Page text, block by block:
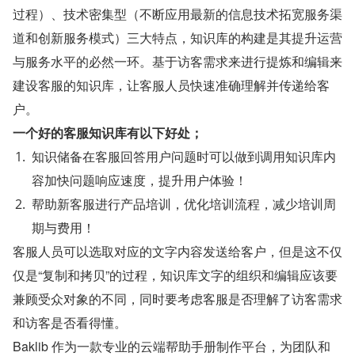
过程）、技术密集型（不断应用最新的信息技术拓宽服务渠
道和创新服务模式）三大特点，知识库的构建是其提升运营
与服务水平的必然一环。基于访客需求来进行提炼和编辑来
建设客服的知识库，让客服人员快速准确理解并传递给客
户。
一个好的客服知识库有以下好处；
知识储备在客服回答用户问题时可以做到调用知识库内
容加快问题响应速度，提升用户体验！
帮助新客服进行产品培训，优化培训流程，减少培训周
期与费用！
客服人员可以选取对应的文字内容发送给客户，但是这不仅
仅是“复制和拷贝”的过程，知识库文字的组织和编辑应该要
兼顾受众对象的不同，同时要考虑客服是否理解了访客需求
和访客是否看得懂。
Baklib 作为一款专业的云端帮助手册制作平台，为团队和